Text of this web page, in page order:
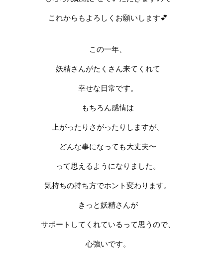
これからもよろしくお願いします💕
この一年、
妖精さんがたくさん来てくれて
幸せな日常です。
もちろん感情は
上がったりさがったりしますが、
どんな事になっても大丈夫〜
って思えるようになりました。
気持ちの持ち方でホント変わります。
きっと妖精さんが
サポートしてくれているって思うので、
心強いです。